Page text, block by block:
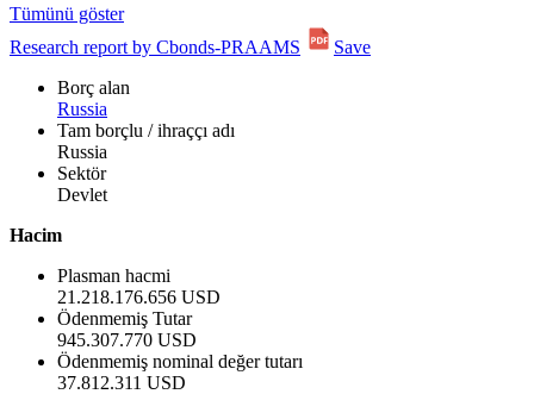
Tümünü göster
Research report by Cbonds-PRAAMS
Save
Borç alan
Russia
Tam borçlu / ihraççı adı
Russia
Sektör
Devlet
Hacim
Plasman hacmi
21.218.176.656 USD
Ödenmemiş Tutar
945.307.770 USD
Ödenmemiş nominal değer tutarı
37.812.311 USD